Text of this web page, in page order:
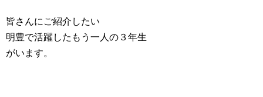
皆さんにご紹介したい
明豊で活躍したもう一人の３年生
がいます。